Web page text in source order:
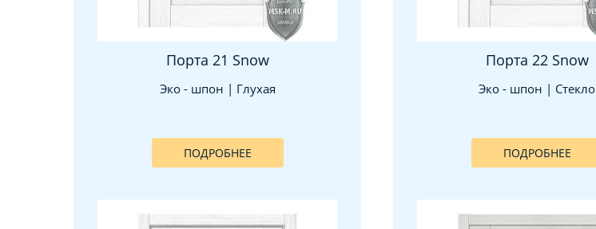
Порта 21 Snow
Эко - шпон | Глухая
ПОДРОБНЕЕ
Порта 22 Snow
Эко - шпон | Стекло
ПОДРОБНЕЕ